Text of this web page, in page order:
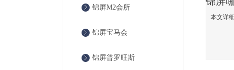
锦屏M2会所
锦屏宝马会
锦屏普罗旺斯